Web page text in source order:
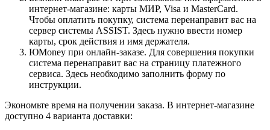
интернет-магазине: карты МИР, Visa и MasterCard.
Чтобы оплатить покупку, система перенаправит вас на
сервер системы ASSIST. Здесь нужно ввести номер
карты, срок действия и имя держателя.
ЮMoney при онлайн-заказе. Для совершения покупки
система перенаправит вас на страницу платежного
сервиса. Здесь необходимо заполнить форму по
инструкции.
Экономьте время на получении заказа. В интернет-магазине
доступно 4 варианта доставки: